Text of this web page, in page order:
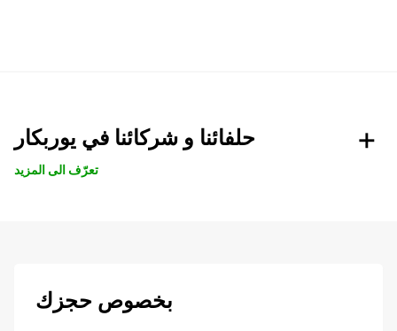
حلفائنا و شركائنا في يوربكار
تعرّف الى المزيد
بخصوص حجزك